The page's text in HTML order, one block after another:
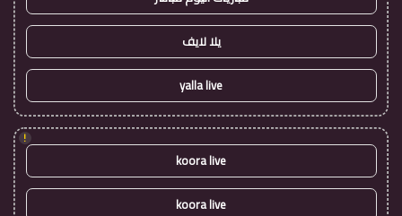
يلا لايف
yalla live
!
koora live
koora live